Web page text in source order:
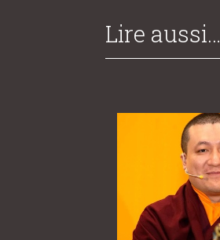
Lire aussi…